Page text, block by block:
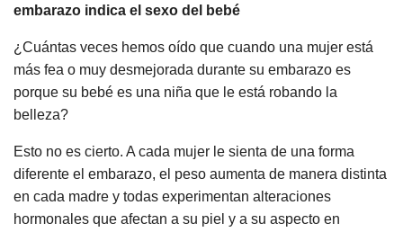
embarazo indica el sexo del bebé
¿Cuántas veces hemos oído que cuando una mujer está
más fea o muy desmejorada durante su embarazo es
porque su bebé es una niña que le está robando la
belleza?
Esto no es cierto. A cada mujer le sienta de una forma
diferente el embarazo, el peso aumenta de manera distinta
en cada madre y todas experimentan alteraciones
hormonales que afectan a su piel y a su aspecto en